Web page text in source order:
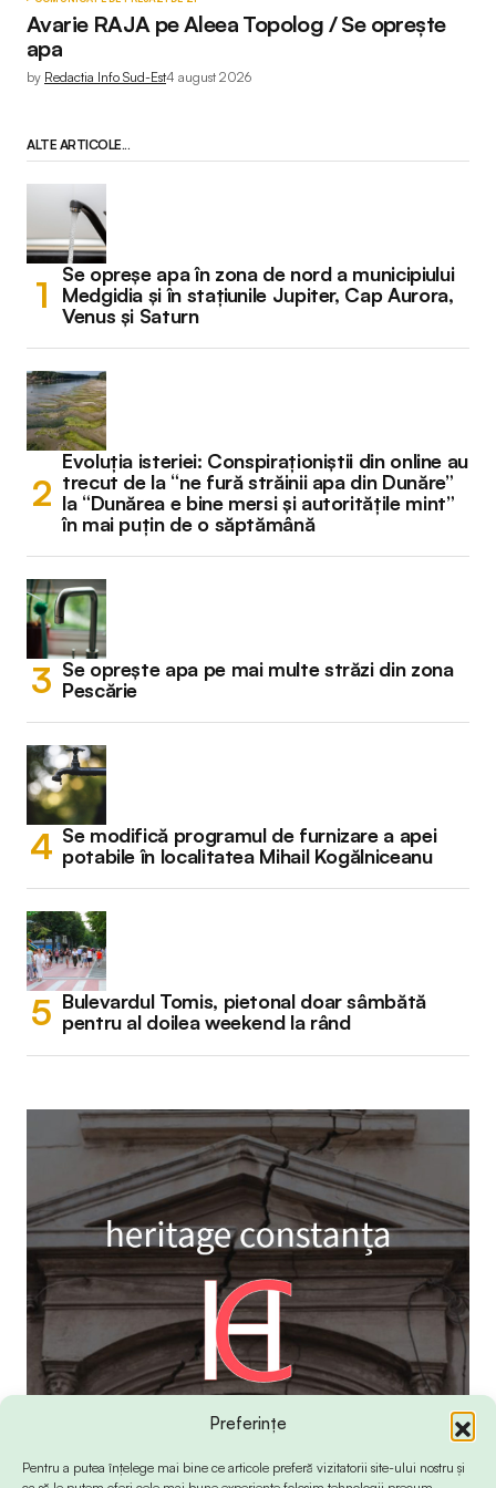
Preferințe
Pentru a putea înțelege mai bine ce articole preferă vizitatorii site-ului nostru și
Avarie RAJA pe Aleea Topolog / Se oprește
apa
by Redactia Info Sud-Est4 august 2026
ALTE ARTICOLE...
Se opreșe apa în zona de nord a municipiului
Medgidia și în stațiunile Jupiter, Cap Aurora,
Venus și Saturn
Evoluția isteriei: Conspiraționiștii din online au
trecut de la “ne fură străinii apa din Dunăre”
la “Dunărea e bine mersi și autoritățile mint”
în mai puțin de o săptămână
Se oprește apa pe mai multe străzi din zona
Pescărie
Se modifică programul de furnizare a apei
potabile în localitatea Mihail Kogălniceanu
Bulevardul Tomis, pietonal doar sâmbătă
pentru al doilea weekend la rând